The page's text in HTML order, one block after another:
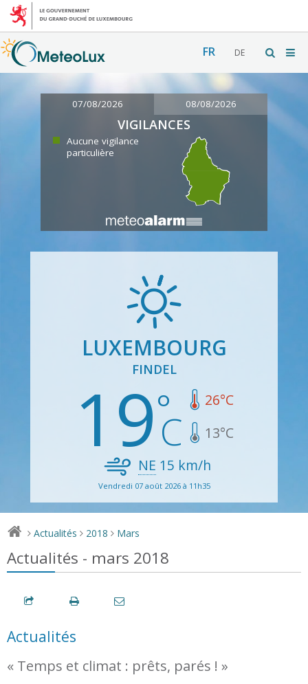
FR DE
07/08/2026 08/08/2026
VIGILANCES
Aucune vigilance
particulière
LUXEMBOURG
FINDEL
19 26°C
13°C
NE 15 km/h
Vendredi 07 août 2026 à 11h35
> Actualités > 2018 > Mars
Actualités - mars 2018
Actualités
« Temps et climat : prêts, parés ! »